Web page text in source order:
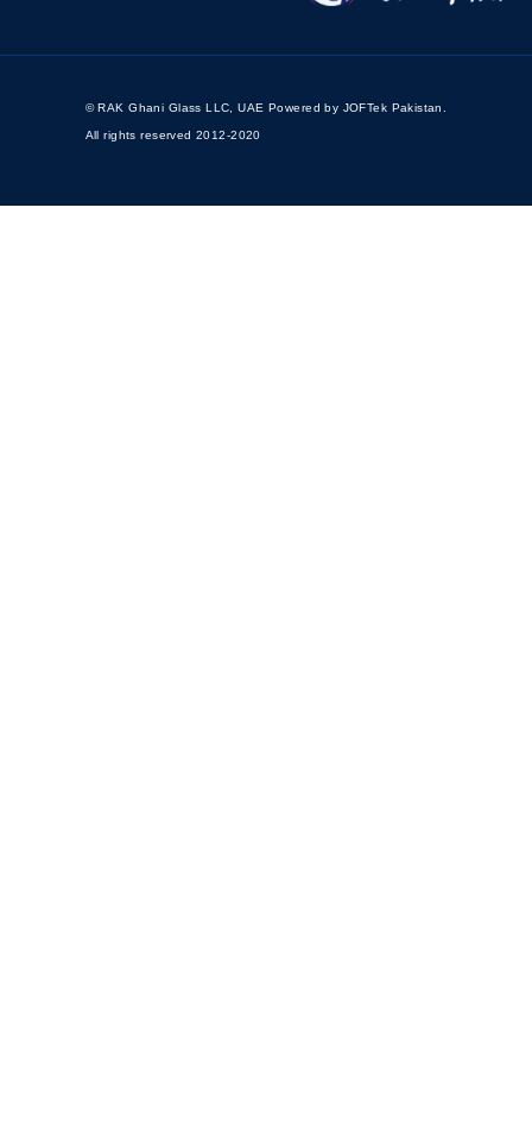
© RAK Ghani Glass LLC, UAE Powered by JOFTek Pakistan .
All rights reserved 2012-2020